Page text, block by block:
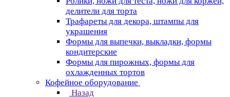
делители для торта
Трафареты для декора, штампы для
украшения
Формы для выпечки, выкладки, формы
кондитерские
Формы для пирожных, формы для
охлажденных тортов
Кофейное оборудование
Назад